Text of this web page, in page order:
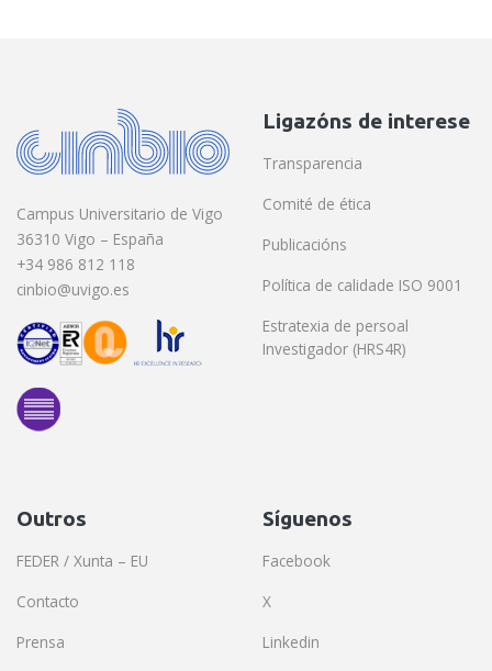
Campus Universitario de Vigo
36310 Vigo – España
+34 986 812 118
cinbio@uvigo.es
Ligazóns de interese
Transparencia
Comité de ética
Publicacións
Política de calidade ISO 9001
Estratexia de persoal
Investigador (HRS4R)
Outros
FEDER / Xunta – EU
Contacto
Prensa
Síguenos
Facebook
X
Linkedin